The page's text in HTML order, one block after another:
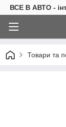
ВСЕ В АВТО -
Товари та